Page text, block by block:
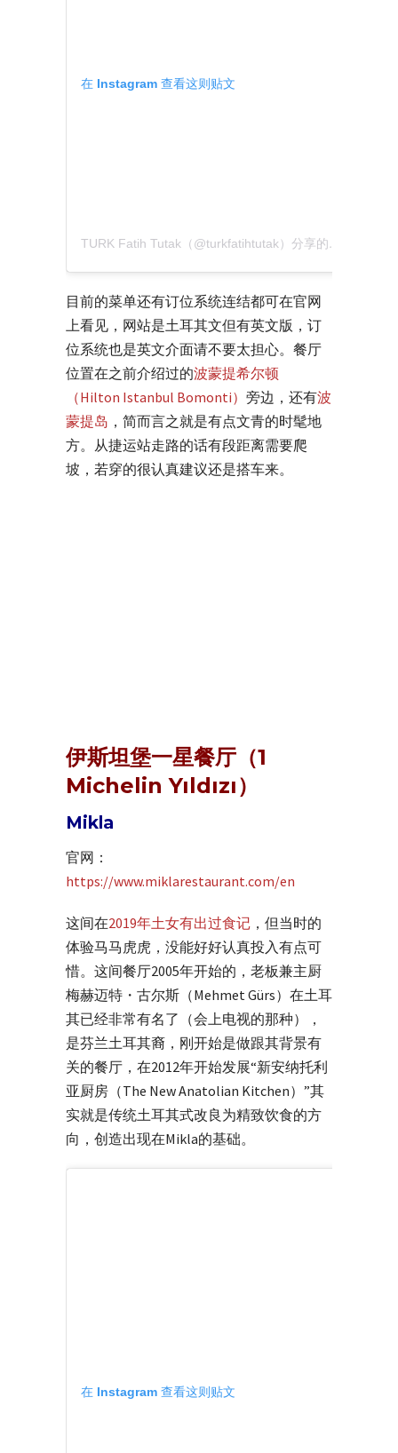
在 Instagram 查看这则贴文
TURK Fatih Tutak（@turkfatihtutak）分享的贴文
目前的菜单还有订位系统连结都可在官网
上看见，网站是土耳其文但有英文版，订
位系统也是英文介面请不要太担心。餐厅
位置在之前介绍过的波蒙提希尔顿
（Hilton Istanbul Bomonti） 旁边，还有波
蒙提岛 ，简而言之就是有点文青的时髦地
方。从捷运站走路的话有段距离需要爬
坡，若穿的很认真建议还是搭车来。
伊斯坦堡一星餐厅（1
Michelin Yıldızı）
Mikla
官网：
https://www.miklarestaurant.com/en
这间在2019年土女有出过食记 ，但当时的
体验马马虎虎，没能好好认真投入有点可
惜。这间餐厅2005年开始的，老板兼主厨
梅赫迈特・古尔斯（Mehmet Gürs）在土耳
其已经非常有名了（会上电视的那种），
是芬兰土耳其裔，刚开始是做跟其背景有
关的餐厅，在2012年开始发展“新安纳托利
亚厨房（The New Anatolian Kitchen）”其
实就是传统土耳其式改良为精致饮食的方
向，创造出现在Mikla的基础。
在 Instagram 查看这则贴文